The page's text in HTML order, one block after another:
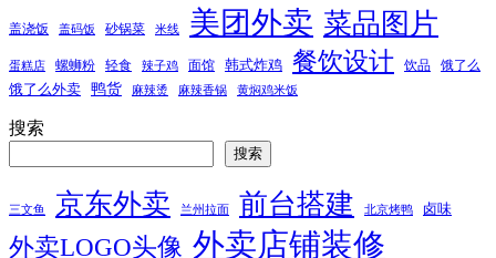
盖浇饭 盖码饭 砂锅菜 米线 美团外卖 菜品图片
蛋糕店 螺蛳粉 轻食 辣子鸡 面馆 韩式炸鸡 餐饮设计 饮品 饿了么
饿了么外卖 鸭货 麻辣烫 麻辣香锅 黄焖鸡米饭
搜索
搜索
三文鱼 京东外卖 兰州拉面 前台搭建 北京烤鸭 卤味
外卖LOGO头像 外卖店铺装修